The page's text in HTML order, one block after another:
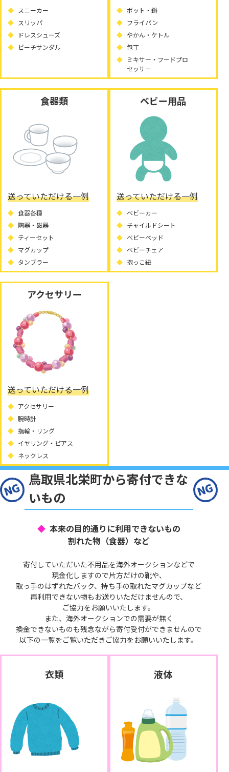
スニーカー
スリッパ
ドレスシューズ
ビーチサンダル
ポット・鍋
フライパン
やかん・ケトル
包丁
ミキサー・フードプロ
セッサー
食器類
送っていただける一例
食器各種
陶器・磁器
ティーセット
マグカップ
タンブラー
ベビー用品
送っていただける一例
ベビーカー
チャイルドシート
ベビーベッド
ベビーチェア
抱っこ紐
アクセサリー
送っていただける一例
アクセサリー
腕時計
指輪・リング
イヤリング・ピアス
ネックレス
鳥取県北栄町から寄付できな
いもの
本来の目的通りに利用できないもの
割れた物（食器）など
寄付していただいた不用品を海外オークションなどで
現金化しますので片方だけの靴や、
取っ手のはずれたバック、持ち手の取れたマグカップなど
再利用できない物もお送りいただけませんので、
ご協力をお願いいたします。
また、海外オークションでの需要が無く
換金できないものも残念ながら寄付受付ができませんので
以下の一覧をご覧いただきご協力をお願いいたします。
衣類 液体